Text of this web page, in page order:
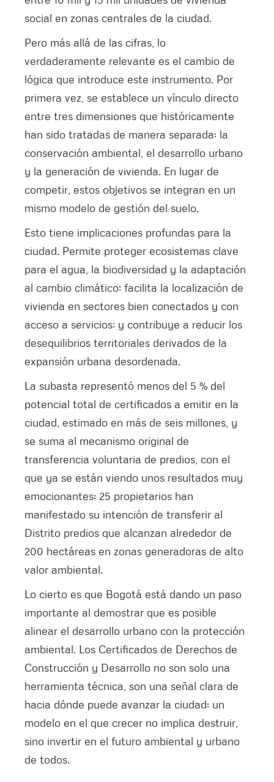
social en zonas centrales de la ciudad.
Pero más allá de las cifras, lo
verdaderamente relevante es el cambio de
lógica que introduce este instrumento. Por
primera vez, se establece un vínculo directo
entre tres dimensiones que históricamente
han sido tratadas de manera separada: la
conservación ambiental, el desarrollo urbano
y la generación de vivienda. En lugar de
competir, estos objetivos se integran en un
mismo modelo de gestión del suelo.
Esto tiene implicaciones profundas para la
ciudad. Permite proteger ecosistemas clave
para el agua, la biodiversidad y la adaptación
al cambio climático; facilita la localización de
vivienda en sectores bien conectados y con
acceso a servicios; y contribuye a reducir los
desequilibrios territoriales derivados de la
expansión urbana desordenada.
La subasta representó menos del 5 % del
potencial total de certificados a emitir en la
ciudad, estimado en más de seis millones, y
se suma al mecanismo original de
transferencia voluntaria de predios, con el
que ya se están viendo unos resultados muy
emocionantes: 25 propietarios han
manifestado su intención de transferir al
Distrito predios que alcanzan alrededor de
200 hectáreas en zonas generadoras de alto
valor ambiental.
Lo cierto es que Bogotá está dando un paso
importante al demostrar que es posible
alinear el desarrollo urbano con la protección
ambiental. Los Certificados de Derechos de
Construcción y Desarrollo no son solo una
herramienta técnica, son una señal clara de
hacia dónde puede avanzar la ciudad: un
modelo en el que crecer no implica destruir,
sino invertir en el futuro ambiental y urbano
de todos.